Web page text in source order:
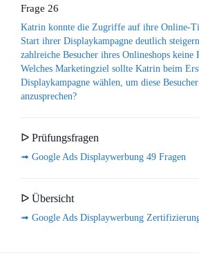
Frage 26
Katrin konnte die Zugriffe auf ihre Online-
Start ihrer Displaykampagne deutlich
zahlreiche Besucher ihres Onlineshops keine
Welches Marketingziel sollte Katrin beim
Displaykampagne wählen, um diese
anzusprechen?
ᐅ Prüfungsfragen
➟ Google Ads Displaywerbung 49 Fragen
ᐅ Übersicht
➟ Google Ads Displaywerbung